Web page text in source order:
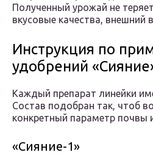
Полученный урожай не
вкусовые качества, внешний
Инструкция по
удобрений
Каждый препарат линейки
Состав подобран так, чтоб
конкретный параметр почвы
«Сияние-1»